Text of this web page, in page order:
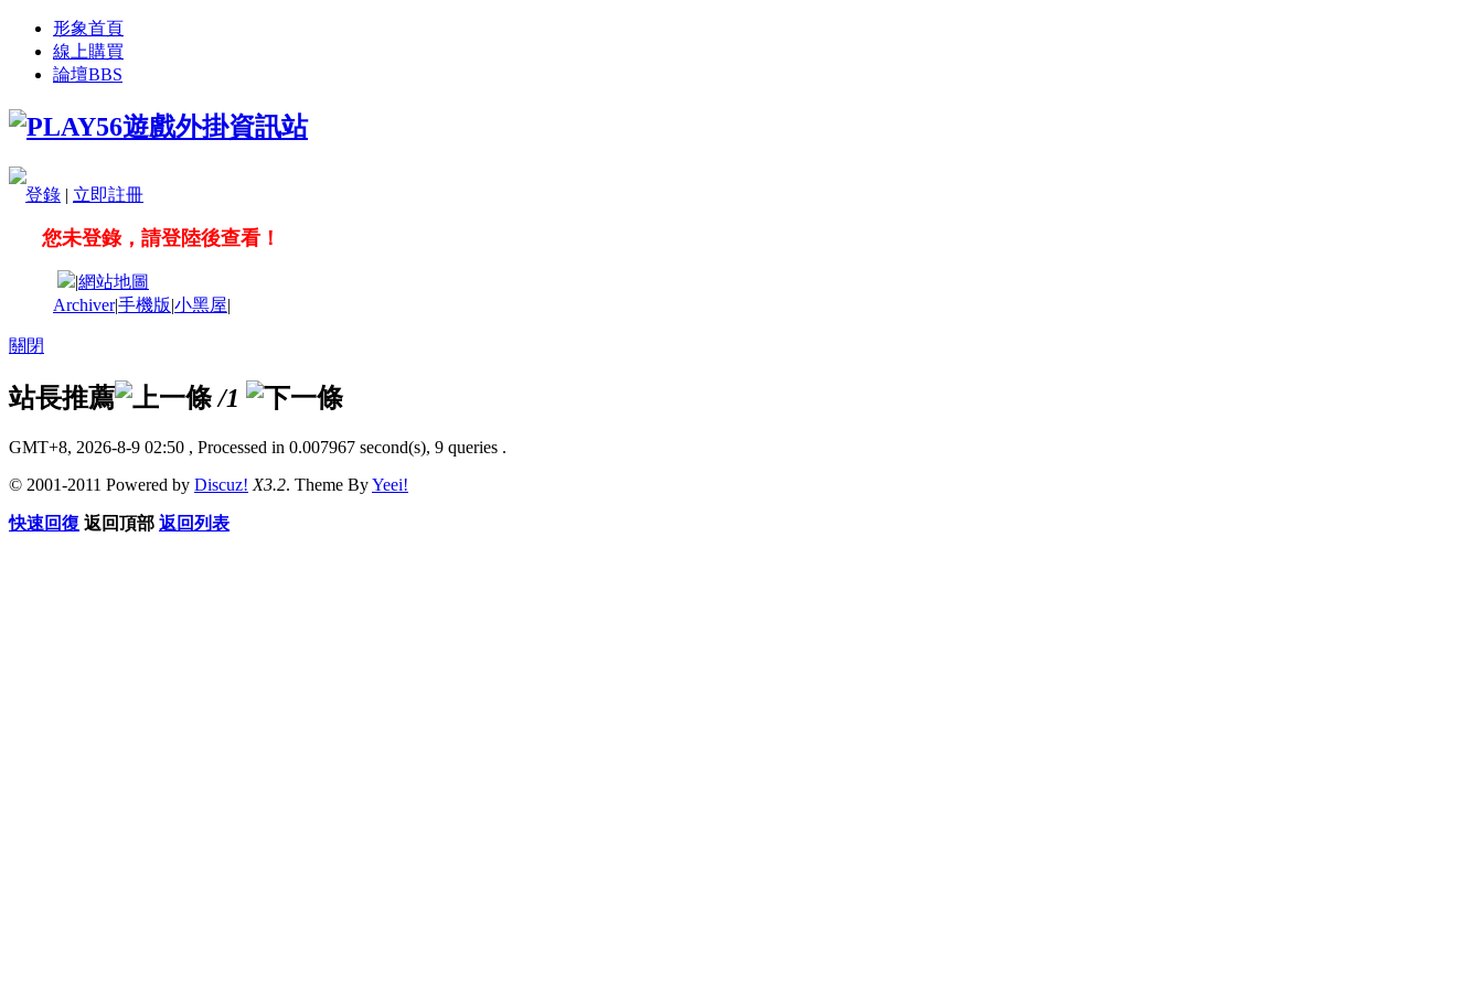
形象首頁
線上購買
論壇BBS
登錄 | 立即註冊
您未登錄，請登陸後查看！
|網站地圖
Archiver|手機版|小黑屋|
關閉
站長推薦 /1
GMT+8, 2026-8-9 02:50 , Processed in 0.007967 second(s), 9 queries .
© 2001-2011 Powered by Discuz! X3.2. Theme ByYeei!
快速回復 返回頂部 返回列表